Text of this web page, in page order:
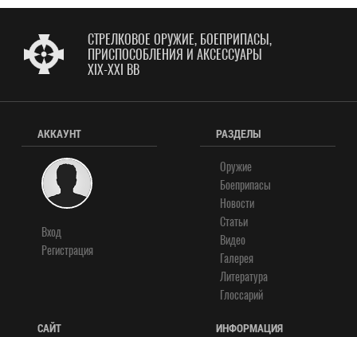
СТРЕЛКОВОЕ ОРУЖИЕ, БОЕПРИПАСЫ,
ПРИСПОСОБЛЕНИЯ И АКСЕССУАРЫ
XIX-XXI ВВ
АККАУНТ
Вход
Регистрация
РАЗДЕЛЫ
Оружие
Боеприпасы
Новости
Статьи
Видео
Галерея
Литература
Глоссарий
САЙТ ИНФОРМАЦИЯ